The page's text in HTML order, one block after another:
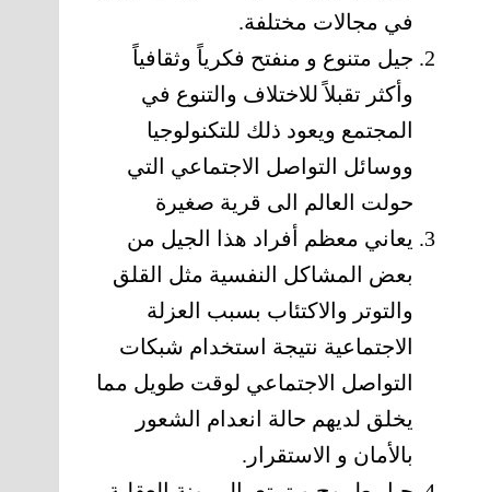
في مجالات مختلفة.
جيل متنوع و منفتح فكرياً وثقافياً
وأكثر تقبلاً للاختلاف والتنوع في
المجتمع ويعود ذلك للتكنولوجيا
ووسائل التواصل الاجتماعي التي
حولت العالم الى قرية صغيرة
يعاني معظم أفراد هذا الجيل من
بعض المشاكل النفسية مثل القلق
والتوتر والاكتئاب بسبب العزلة
الاجتماعية نتيجة استخدام شبكات
التواصل الاجتماعي لوقت طويل مما
يخلق لديهم حالة انعدام الشعور
بالأمان و الاستقرار.